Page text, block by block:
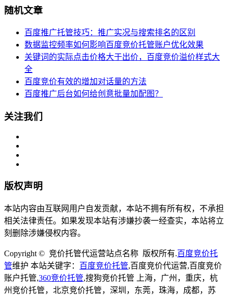
随机文章
百度推广托管技巧：推广实况与搜索排名的区别
数据监控频率如何影响百度竞价托管账户优化效果
关键词的实际点击价格大于出价，百度竞价溢价样式大
全
百度竞价有效的增加对话量的方法
百度推广后台如何给创意批量加配图？
关注我们
版权声明
本站内容由互联网用户自发贡献，本站不拥有所有权，不承担
相关法律责任。如果发现本站有涉嫌抄袭一经查实，本站将立
刻删除涉嫌侵权内容。
Copyright © 竞价托管代运营站点名称 版权所有.百度竞价托
管维护 本站关键字： 百度竞价托管,百度竞价代运营,百度竞价
账户托管,360竞价托管,搜狗竞价托管 上海，广州，重庆，杭
州竞价托管，北京竞价托管，深圳，东莞，珠海，成都，苏